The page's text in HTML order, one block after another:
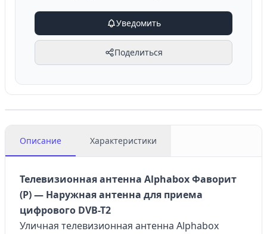
Уведомить
Поделиться
Описание Характеристики
Телевизионная антенна Alphabox Фаворит
(Р) — Наружная антенна для приема
цифрового DVB-T2
Уличная телевизионная антенна Alphabox